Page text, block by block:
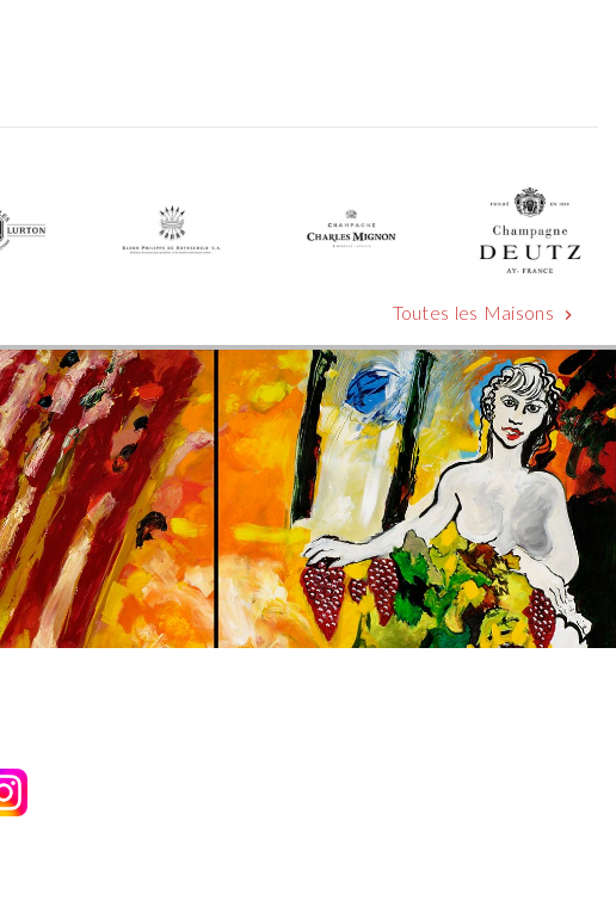
Toutes les Maisons chevron_right